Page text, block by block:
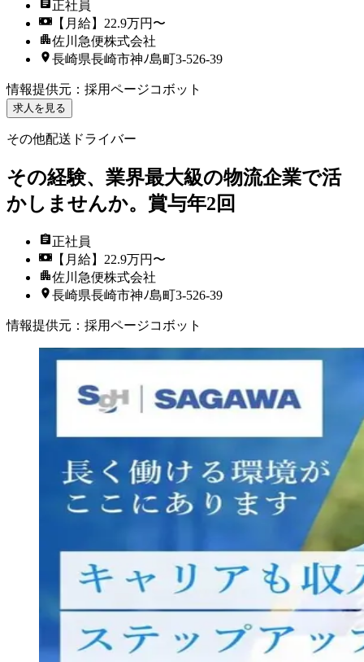
正社員
【月給】22.9万円〜
佐川急便株式会社
長崎県長崎市神ﾉ島町3-526-39
情報提供元 ： 採用ページコボット
求人を見る
その他配送ドライバー
その経験、業界最大級の物流企業で活
かしませんか。賞与年2回
正社員
【月給】22.9万円〜
佐川急便株式会社
長崎県長崎市神ﾉ島町3-526-39
情報提供元 ： 採用ページコボット